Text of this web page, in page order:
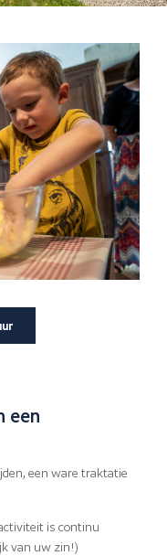
een
een ware traktatie
is continu
van uw zin!)